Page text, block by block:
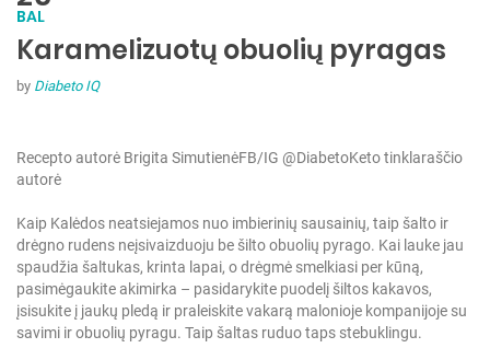
BAL
Karamelizuotų obuolių pyragas
by Diabeto IQ
Recepto autorė Brigita SimutienėFB/IG @DiabetoKeto tinklaraščio
autorė
Kaip Kalėdos neatsiejamos nuo imbierinių sausainių, taip šalto ir
drėgno rudens neįsivaizduoju be šilto obuolių pyrago. Kai lauke jau
spaudžia šaltukas, krinta lapai, o drėgmė smelkiasi per kūną,
pasimėgaukite akimirka – pasidarykite puodelį šiltos kakavos,
įsisukite į jaukų pledą ir praleiskite vakarą malonioje kompanijoje su
savimi ir obuolių pyragu. Taip šaltas ruduo taps stebuklingu.